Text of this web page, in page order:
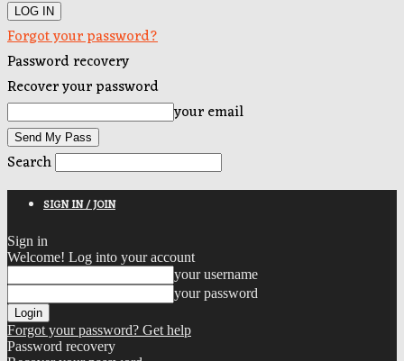
Forgot your password?
Password recovery
Recover your password
your email
Search
SIGN IN / JOIN
Sign in
Welcome! Log into your account
your username
your password
Forgot your password? Get help
Password recovery